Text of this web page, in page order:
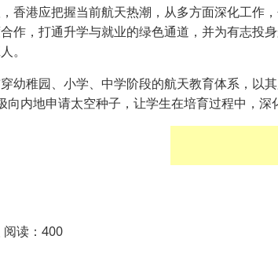
香港应把握当前航天热潮，从多方面深化工
作，打通升学与就业的绿色通道，并为有志
。
幼稚园、小学、中学阶段的航天教育体系，
向内地申请太空种子，让学生在培育过程中，深
读： 400